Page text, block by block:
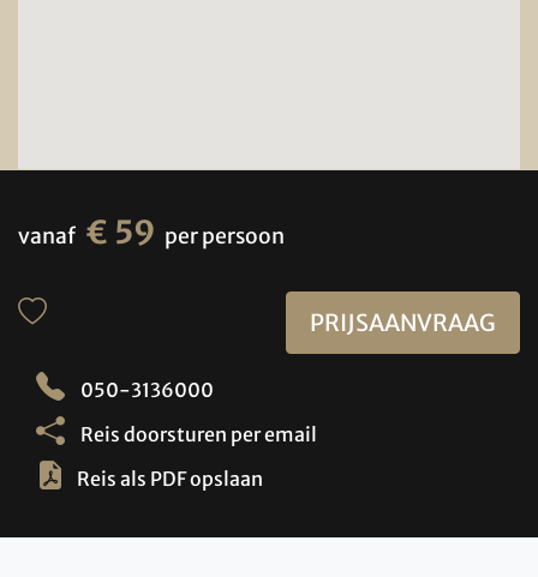
vanaf € 59 per persoon
PRIJSAANVRAAG
050-3136000
Reis doorsturen per email
Reis als PDF opslaan